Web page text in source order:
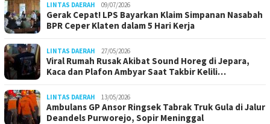
LINTAS DAERAH 09/07/2026
Gerak Cepat! LPS Bayarkan Klaim Simpanan Nasabah
BPR Ceper Klaten dalam 5 Hari Kerja
LINTAS DAERAH 27/05/2026
Viral Rumah Rusak Akibat Sound Horeg di Jepara,
Kaca dan Plafon Ambyar Saat Takbir Kelili…
LINTAS DAERAH 13/05/2026
Ambulans GP Ansor Ringsek Tabrak Truk Gula di Jalur
Deandels Purworejo, Sopir Meninggal